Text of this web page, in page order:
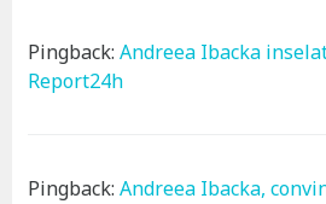
Pingback: Andreea Ibacka
Report24h
Pingback: Andreea Ibacka,